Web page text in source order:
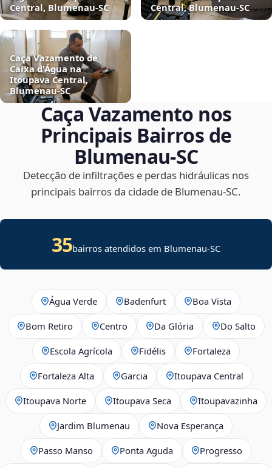
Central, Blumenau‑SC
Central, Blumenau‑SC
Caça Vazamento de
Caixa d'Água na
Itoupava Central,
Blumenau‑SC
Caça Vazamento nos
Principais Bairros de
Blumenau‑SC
Detecção de infiltrações e perdas hidráulicas nos
principais bairros da cidade de Blumenau‑SC.
35bairros atendidos em Blumenau-SC
Água Verde Badenfurt Boa Vista
Bom Retiro Centro Da Glória Do Salto
Escola Agrícola Fidélis Fortaleza
Fortaleza Alta Garcia Itoupava Central
Itoupava Norte Itoupava Seca Itoupavazinha
Jardim Blumenau Nova Esperança
Passo Manso Ponta Aguda Progresso